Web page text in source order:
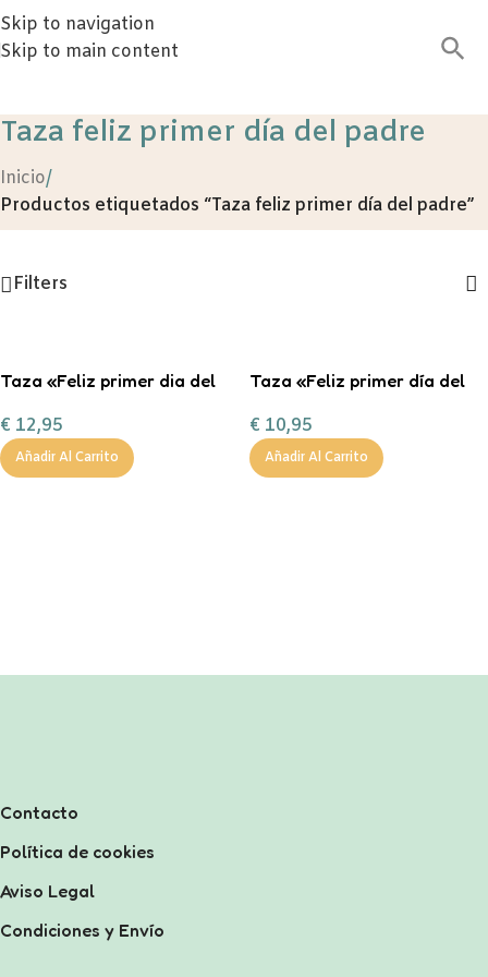
Skip to navigation
Skip to main content
Taza feliz primer día del padre
Inicio/
Productos etiquetados “Taza feliz primer día del padre”
Filters
Taza «Feliz primer dia del
Metalica
€ 12,95
Añadir Al Carrito
Taza «Feliz primer día del
€ 10,95
Añadir Al Carrito
Contacto
Política de cookies
Aviso Legal
Condiciones y Envío